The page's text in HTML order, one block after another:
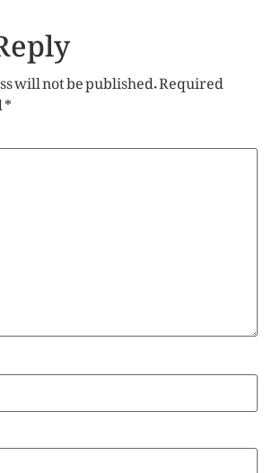
will not be published.Required
*